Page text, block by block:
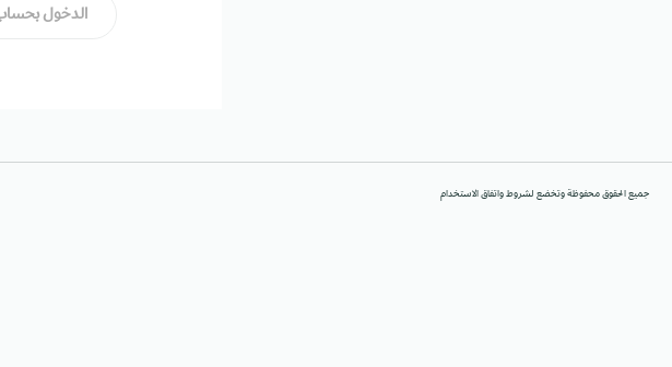
الدخول
جميع الحقوق محفوظة وتخضع لشروط واتفاق الاستخدام